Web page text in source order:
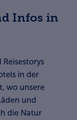
Infos in
in der
wo unsere
und
die Natur